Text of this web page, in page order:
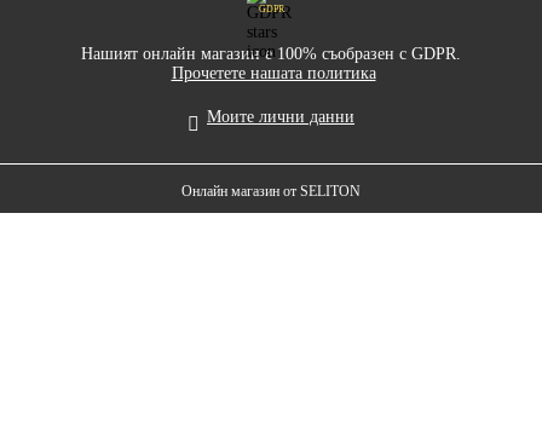
GDPR
Нашият онлайн магазин е 100% съобразен с GDPR.
Прочетете нашата политика
Моите лични данни
Онлайн магазин от SELITON